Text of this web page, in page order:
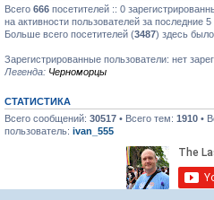
Всего 666 посетителей :: 0
на активности пользователей за последние
Больше всего посетителей (3487) здесь
Зарегистрированные пользователи: нет
Легенда: Черноморцы
СТАТИСТИКА
Всего сообщений: 30517 • Всего тем: 1910 •
пользователь: ivan_555